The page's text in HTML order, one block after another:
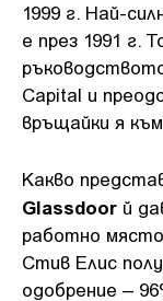
1999 г. Най-
е през 1991 г.
Capital и
връщайки я
Какво
Glassdoor й
работно
Стив Елис
одобрение –